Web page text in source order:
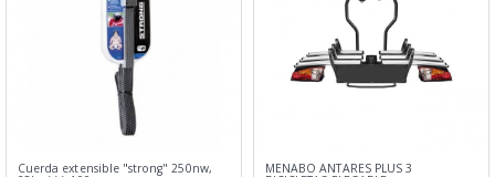
Cuerda extensible "strong" 250nw, MENABO ANTARES PLUS 3